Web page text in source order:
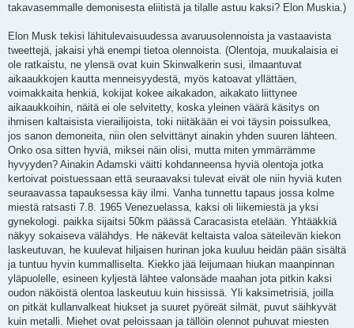
takavasemmalle demonisesta eliitistä ja tilalle astuu kaksi? Elon Muskia.)
Elon Musk tekisi lähitulevaisuudessa avaruusolennoista ja vastaavista
tweettejä, jakaisi yhä enempi tietoa olennoista. (Olentoja, muukalaisia ei
ole ratkaistu, ne ylensä ovat kuin Skinwalkerin susi, ilmaantuvat
aikaaukkojen kautta menneisyydestä, myös katoavat yllättäen,
voimakkaita henkiä, kokijat kokee aikakadon, aikakato liittynee
aikaaukkoihin, näitä ei ole selvitetty, koska yleinen väärä käsitys on
ihmisen kaltaisista vierailijoista, toki niitäkään ei voi täysin poissulkea,
jos sanon demoneita, niin olen selvittänyt ainakin yhden suuren lähteen.
Onko osa sitten hyviä, miksei näin olisi, mutta miten ymmärrämme
hyvyyden? Ainakin Adamski väitti kohdanneensa hyviä olentoja jotka
kertoivat poistuessaan että seuraavaksi tulevat eivät ole niin hyviä kuten
seuraavassa tapauksessa käy ilmi. Vanha tunnettu tapaus jossa kolme
miestä ratsasti 7.8. 1965 Venezuelassa, kaksi oli liikemiestä ja yksi
gynekologi. paikka sijaitsi 50km päässä Caracasista etelään. Yhtääkkiä
näkyy sokaiseva välähdys. He näkevät keltaista valoa säteilevän kiekon
laskeutuvan, he kuulevat hiljaisen hurinan joka kuuluu heidän pään sisältä
ja tuntuu hyvin kummalliselta. Kiekko jää leijumaan hiukan maanpinnan
yläpuolelle, esineen kyljestä lähtee valonsäde maahan jota pitkin kaksi
oudon näköistä olentoa laskeutuu kuin hississä. Yli kaksimetrisiä, joilla
on pitkät kullanvalkeat hiukset ja suuret pyöreät silmät, puvut säihkyvät
kuin metalli. Miehet ovat peloissaan ja tällöin olennot puhuvat miesten